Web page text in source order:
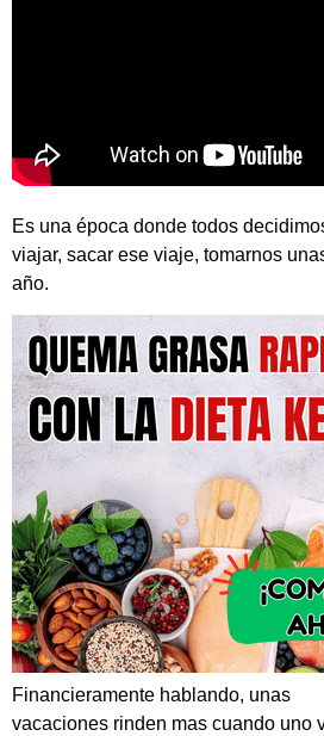
Es una época donde todos
viajar, sacar ese viaje, tomarnos
año.
Financieramente hablando, unas
vacaciones rinden mas cuando uno